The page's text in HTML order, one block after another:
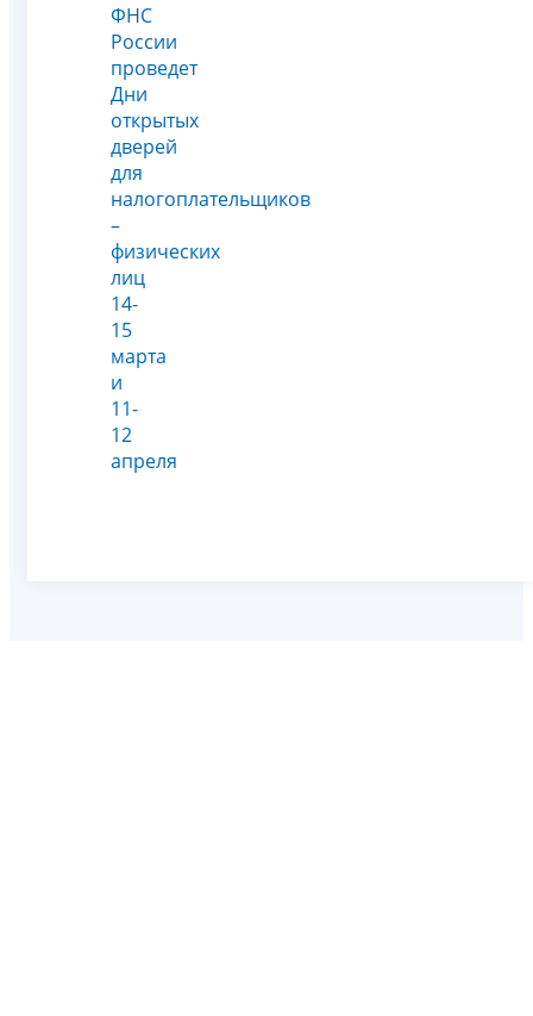
ФНС
России
проведет
Дни
открытых
дверей
для
налогоплательщиков
–
физических
лиц
14-
15
марта
и
11-
12
апреля